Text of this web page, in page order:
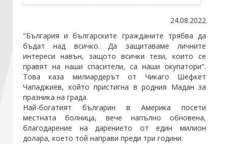
Стани член
Абонирайте се!
24.08.2022
"България и българските гражданите трябва да
бъдат над всичко. Да защитаваме личните
интереси навън, защото всички тези, които се
правят на наши спасители, са наши окупатори".
Това каза милиардерът от Чикаго Шефкет
Чападжиев, който пристигна в родния Мадан за
празника на града.
Най-богатият българин в Америка посети
местната болница, вече напълно обновена,
благодарение на дарението от един милион
долара, което той направи преди три години.